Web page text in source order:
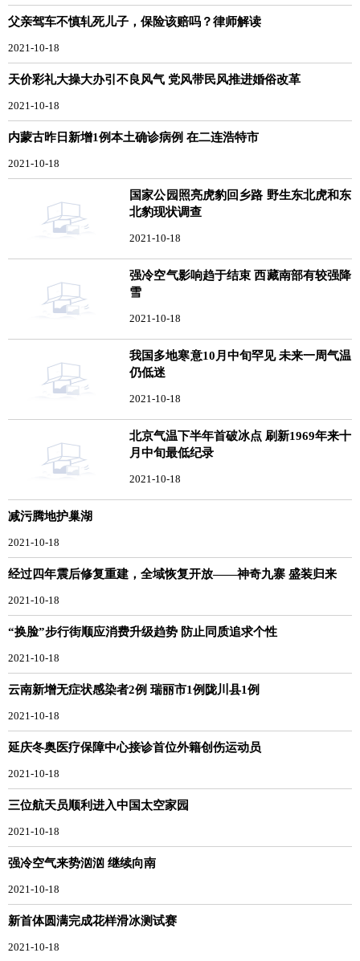
父亲驾车不慎轧死儿子，保险该赔吗？律师解读
2021-10-18
天价彩礼大操大办引不良风气 党风带民风推进婚俗改革
2021-10-18
内蒙古昨日新增1例本土确诊病例 在二连浩特市
2021-10-18
国家公园照亮虎豹回乡路 野生东北虎和东
北豹现状调查
2021-10-18
强冷空气影响趋于结束 西藏南部有较强降
雪
2021-10-18
我国多地寒意10月中旬罕见 未来一周气温
仍低迷
2021-10-18
北京气温下半年首破冰点 刷新1969年来十
月中旬最低纪录
2021-10-18
减污腾地护巢湖
2021-10-18
经过四年震后修复重建，全域恢复开放——神奇九寨 盛装归来
2021-10-18
“换脸”步行街顺应消费升级趋势 防止同质追求个性
2021-10-18
云南新增无症状感染者2例 瑞丽市1例陇川县1例
2021-10-18
延庆冬奥医疗保障中心接诊首位外籍创伤运动员
2021-10-18
三位航天员顺利进入中国太空家园
2021-10-18
强冷空气来势汹汹 继续向南
2021-10-18
新首体圆满完成花样滑冰测试赛
2021-10-18